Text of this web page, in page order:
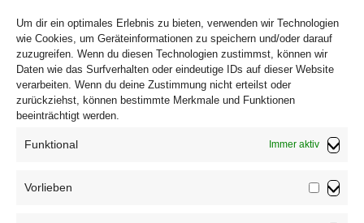
Um dir ein optimales Erlebnis zu bieten, verwenden wir Technologien
wie Cookies, um Geräteinformationen zu speichern und/oder darauf
zuzugreifen. Wenn du diesen Technologien zustimmst, können wir
Daten wie das Surfverhalten oder eindeutige IDs auf dieser Website
verarbeiten. Wenn du deine Zustimmung nicht erteilst oder
zurückziehst, können bestimmte Merkmale und Funktionen
beeinträchtigt werden.
Funktional Immer aktiv
Vorlieben